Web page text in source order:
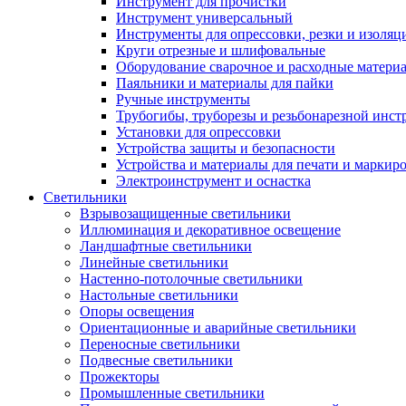
Инструмент универсальный
Инструменты для опрессовки, резки и
Круги отрезные и шлифовальные
Оборудование сварочное и расходные
Паяльники и материалы для пайки
Ручные инструменты
Трубогибы, труборезы и резьбонарезной
Установки для опрессовки
Устройства защиты и безопасности
Устройства и материалы для печати и
Электроинструмент и оснастка
Светильники
Взрывозащищенные светильники
Иллюминация и декоративное освещение
Ландшафтные светильники
Линейные светильники
Настенно-потолочные светильники
Настольные светильники
Опоры освещения
Ориентационные и аварийные светильники
Переносные светильники
Подвесные светильники
Прожекторы
Промышленные светильники